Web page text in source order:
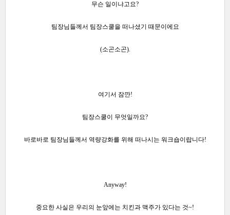
무슨 일이냐고요?
팀장님들께서 팀장스쿨을 떠나셨기 때문이에요
(소곤소곤).
여기서 잠깐!
팀장스쿨이 무엇일까요?
바로바로 팀장님들께서 역량강화를 위해 떠나시는 워크숍이랍니다!
Anyway!
중요한 사실은 우리의 눈앞에는 치킨과 맥주가 있다는 것~!